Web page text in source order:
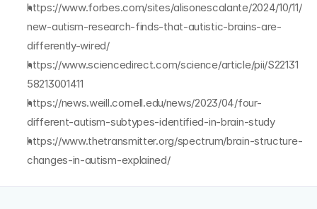
https://www.forbes.com/sites/alisonescalante/2024/10/11/
new-autism-research-finds-that-autistic-brains-are-
differently-wired/
https://www.sciencedirect.com/science/article/pii/S22131
58213001411
https://news.weill.cornell.edu/news/2023/04/four-
different-autism-subtypes-identified-in-brain-study
https://www.thetransmitter.org/spectrum/brain-structure-
changes-in-autism-explained/